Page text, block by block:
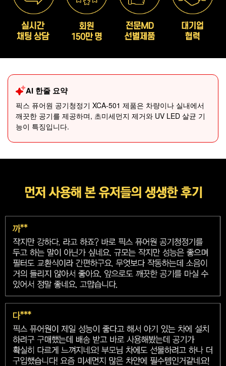
AI 한줄 요약
픽스 퓨어원 공기청정기 XCA-501 제품은 차량이나 실내에서
깨끗한 공기를 제공하며, 초미세먼지 제거와 UV LED 살균 기
능이 특징입니다.